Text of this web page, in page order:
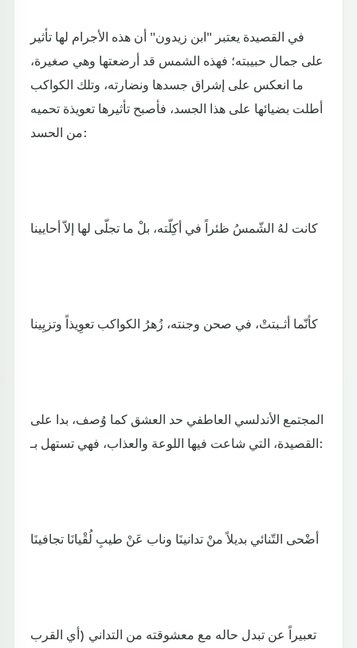
في القصيدة يعتبر "ابن زيدون" أن هذه الأجرام لها تأثير
على جمال حبيبته؛ فهذه الشمس قد أرضعتها وهي صغيرة،
ما انعكس على إشراق جسدها ونضارته، وتلك الكواكب
أطلت بضيائها على هذا الجسد، فأصبح تأثيرها تعويذة تحميه
من الحسد:
كانت لهُ الشّمسُ ظئراً في أكِلّته، بلْ ما تجلّى لها إلاّ أحايينا
كأنّما أثـبتتْ، في صحن وجنته، زُهرُ الكواكب تعوِيذاً وتزيِينا
المجتمع الأندلسي العاطفي حد العشق كما وُصف، بدا على
القصيدة، التي شاعت فيها اللوعة والعذاب، فهي تستهل بـ:
أضْحى التّنائي بديلاً منْ تدانينَا وناب عَنْ طيبِ لُقْيانَا تجافينَا
تعبيراً عن تبدل حاله مع معشوقته من التداني (أي القرب